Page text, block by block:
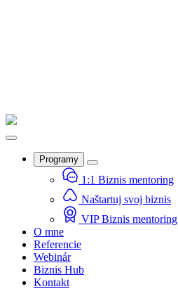
Programy
1:1 Biznis mentoring
Naštartuj svoj biznis
VIP Biznis mentoring
O mne
Referencie
Webinár
Biznis Hub
Kontakt